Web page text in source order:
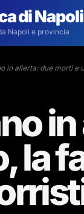
di Napoli
Napoli e provincia
in allerta: due morti e
la